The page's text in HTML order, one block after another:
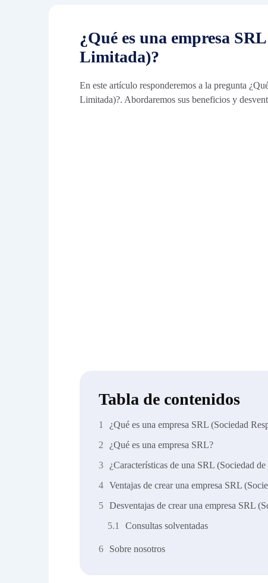
¿Qué es una empresa
Limitada)?
En este artículo responderemos a la pregunta
Limitada)?. Abordaremos sus beneficios y
Tabla de contenidos
¿Qué es una empresa SRL (Sociedad
¿Qué es una empresa SRL?
¿Características de una SRL (Sociedad
Ventajas de crear una empresa SRL
Desventajas de crear una empresa SRL
Consultas solventadas
Sobre nosotros